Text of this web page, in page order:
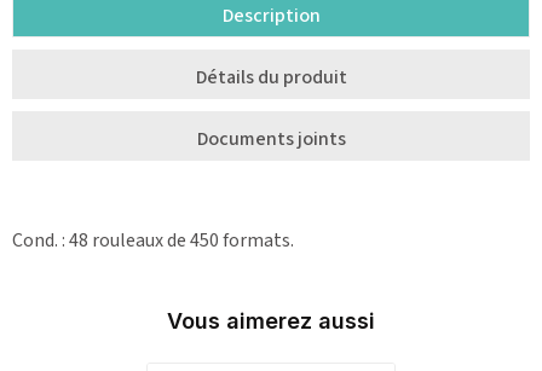
Description
Détails du produit
Documents joints
Cond. : 48 rouleaux de 450 formats.
Vous aimerez aussi